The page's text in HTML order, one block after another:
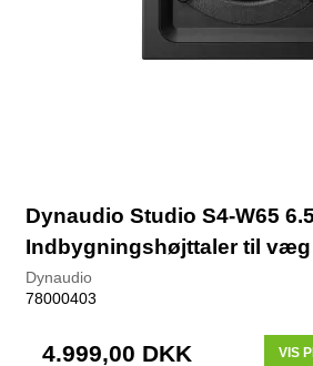
Dynaudio Studio S4-W65
Indbygningshøjttaler til væg
Dynaudio
78000403
4.999,00 DKK VIS